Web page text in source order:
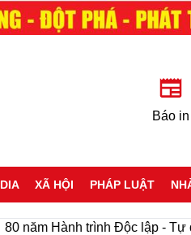
Báo in
XÃ HỘI PHÁP LUẬT
Hành trình Độc lập - Tự do -